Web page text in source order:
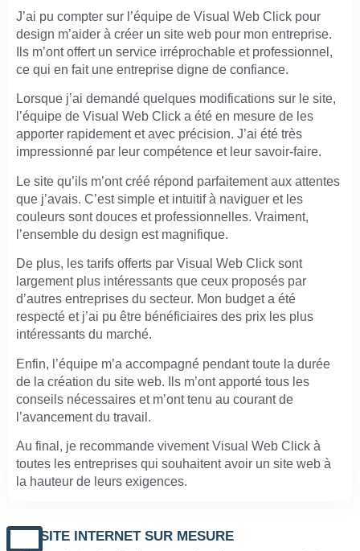
J’ai pu compter sur l’équipe de Visual Web Click pour
design m’aider à créer un site web pour mon entreprise.
Ils m’ont offert un service irréprochable et professionnel,
ce qui en fait une entreprise digne de confiance.
Lorsque j’ai demandé quelques modifications sur le site,
l’équipe de Visual Web Click a été en mesure de les
apporter rapidement et avec précision. J’ai été très
impressionné par leur compétence et leur savoir-faire.
Le site qu’ils m’ont créé répond parfaitement aux attentes
que j’avais. C’est simple et intuitif à naviguer et les
couleurs sont douces et professionnelles. Vraiment,
l’ensemble du design est magnifique.
De plus, les tarifs offerts par Visual Web Click sont
largement plus intéressants que ceux proposés par
d’autres entreprises du secteur. Mon budget a été
respecté et j’ai pu être bénéficiaires des prix les plus
intéressants du marché.
Enfin, l’équipe m’a accompagné pendant toute la durée
de la création du site web. Ils m’ont apporté tous les
conseils nécessaires et m’ont tenu au courant de
l’avancement du travail.
Au final, je recommande vivement Visual Web Click à
toutes les entreprises qui souhaitent avoir un site web à
la hauteur de leurs exigences.
SITE INTERNET SUR MESURE